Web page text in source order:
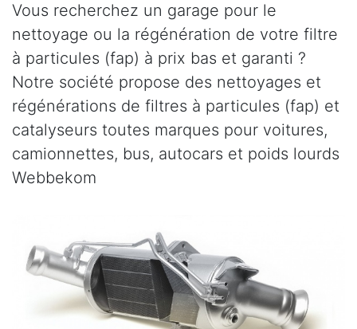
Vous recherchez un garage pour le
nettoyage ou la régénération de votre filtre
à particules (fap) à prix bas et garanti ?
Notre société propose des nettoyages et
régénérations de filtres à particules (fap) et
catalyseurs toutes marques pour voitures,
camionnettes, bus, autocars et poids lourds
Webbekom